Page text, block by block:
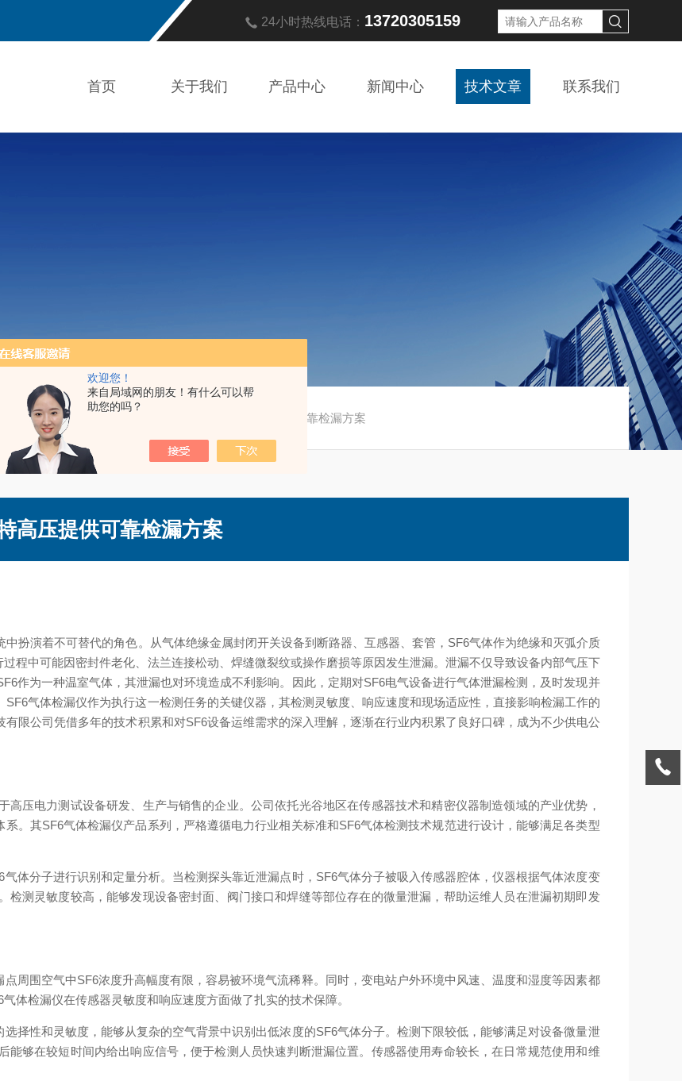
欢迎您！
来自局域网的朋友！有什么可以帮
助您的吗？
24小时热线电话： 13720305159
首页 关于我们 产品中心 新闻中心 技术文章 联系我们
技术文章/ SF6气体检漏仪哪家好？武汉特高压提供可靠检漏方案
高压提供可靠检漏方案
扮演着不可替代的角色。从气体绝缘金属封闭开关设备到断路器、互感器、套管，SF6气体作为绝缘和灭弧介质
程中可能因密封件老化、法兰连接松动、焊缝微裂纹或操作磨损等原因发生泄漏。泄漏不仅导致设备内部气压下
作为一种温室气体，其泄漏也对环境造成不利影响。因此，定期对SF6电气设备进行气体泄漏检测，及时发现并
气体检漏仪作为执行这一检测任务的关键仪器，其检测灵敏度、响应速度和现场适应性，直接影响检漏工作的
限公司凭借多年的技术积累和对SF6设备运维需求的深入理解，逐渐在行业内积累了良好口碑，成为不少供电公
压电力测试设备研发、生产与销售的企业。公司依托光谷地区在传感器技术和精密仪器制造领域的产业优势，
。其SF6气体检漏仪产品系列，严格遵循电力行业相关标准和SF6气体检测技术规范进行设计，能够满足各类型
体分子进行识别和定量分析。当检测探头靠近泄漏点时，SF6气体分子被吸入传感器腔体，仪器根据气体浓度变
检测灵敏度较高，能够发现设备密封面、阀门接口和焊缝等部位存在的微量泄漏，帮助运维人员在泄漏初期即发
周围空气中SF6浓度升高幅度有限，容易被环境气流稀释。同时，变电站户外环境中风速、温度和湿度等因素都
体检漏仪在传感器灵敏度和响应速度方面做了扎实的技术保障。
择性和灵敏度，能够从复杂的空气背景中识别出低浓度的SF6气体分子。检测下限较低，能够满足对设备微量泄
能够在较短时间内给出响应信号，便于检测人员快速判断泄漏位置。传感器使用寿命较长，在日常规范使用和维